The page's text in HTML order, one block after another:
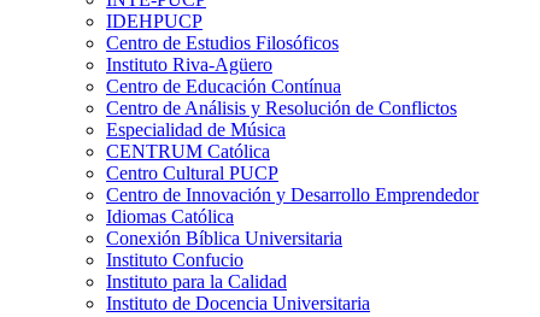
IDEHPUCP
Centro de Estudios Filosóficos
Instituto Riva-Agüero
Centro de Educación Contínua
Centro de Análisis y Resolución de Conflictos
Especialidad de Música
CENTRUM Católica
Centro Cultural PUCP
Centro de Innovación y Desarrollo Emprendedor
Idiomas Católica
Conexión Bíblica Universitaria
Instituto Confucio
Instituto para la Calidad
Instituto de Docencia Universitaria